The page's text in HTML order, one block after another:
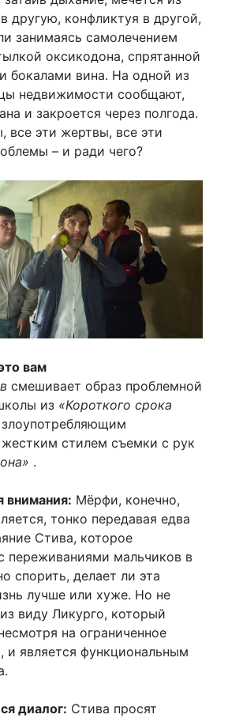
другую, конфликтуя в другой,
занимаясь самолечением
оксикодона, спрятанной
бокалами вина. На одной из
недвижимости сообщают,
и закроется через полгода.
все эти жертвы, все эти
– и ради чего?
вам
смешивает образ проблемной
из «Короткого срока
стилем съемки с рук
.
внимания: Мёрфи, конечно,
тонко передавая едва
Стива, которое
переживаниями мальчиков в
спорить, делает ли эта
лучше или хуже. Но не
виду Ликурго, который
на ограниченное
и является функциональным
диалог: Стива просят